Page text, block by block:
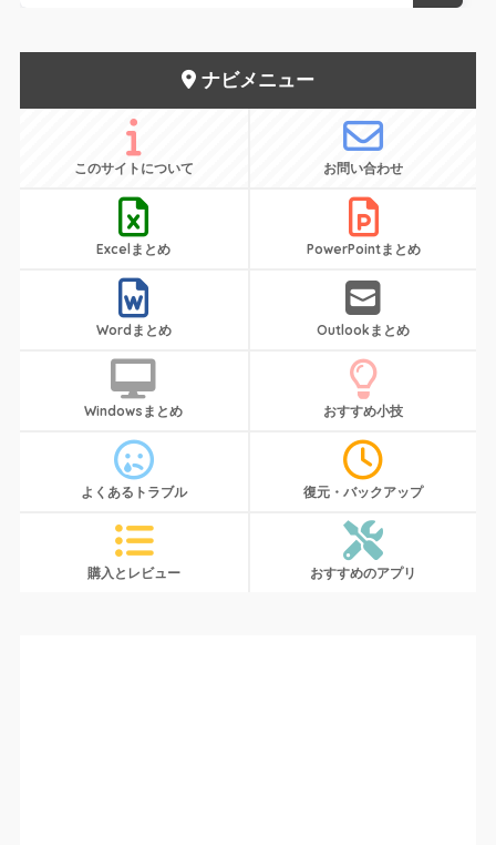
ナビメニュー
このサイトについて お問い合わせ
Excelまとめ PowerPointまとめ
Wordまとめ Outlookまとめ
Windowsまとめ おすすめ小技
よくあるトラブル 復元・バックアップ
購入とレビュー おすすめのアプリ